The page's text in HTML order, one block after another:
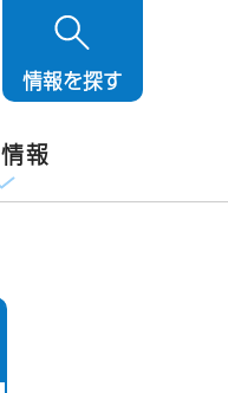
情報を探す
報